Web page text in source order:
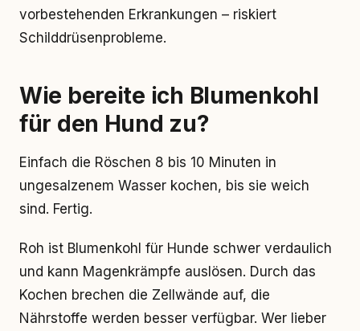
vorbestehenden Erkrankungen – riskiert
Schilddrüsenprobleme.
Wie bereite ich Blumenkohl
für den Hund zu?
Einfach die Röschen 8 bis 10 Minuten in
ungesalzenem Wasser kochen, bis sie weich
sind. Fertig.
Roh ist Blumenkohl für Hunde schwer verdaulich
und kann Magenkrämpfe auslösen. Durch das
Kochen brechen die Zellwände auf, die
Nährstoffe werden besser verfügbar. Wer lieber